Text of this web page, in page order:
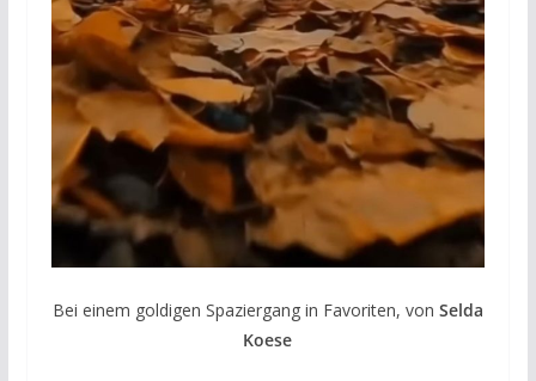
Bei einem goldigen Spaziergang in Favoriten, von Selda
Koese